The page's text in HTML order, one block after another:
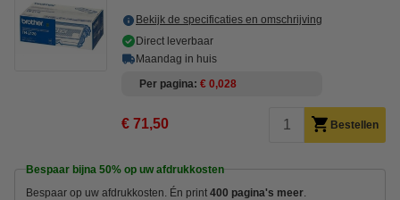
Bekijk de specificaties en omschrijving
Direct leverbaar
Maandag in huis
Per pagina € 0,028
€ 71,50 Bestellen
Bespaar bijna 50% op uw afdrukkosten
Bespaar op uw afdrukkosten. Én print 400 pagina's meer